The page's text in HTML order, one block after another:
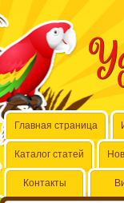
Главная страница
Каталог статей
Контакты